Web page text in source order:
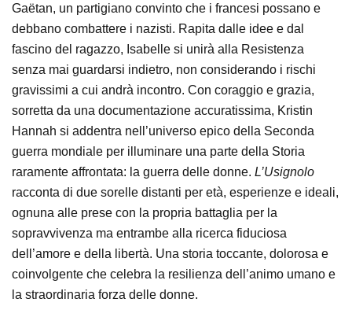
Gaëtan, un partigiano convinto che i francesi possano e
debbano combattere i nazisti. Rapita dalle idee e dal
fascino del ragazzo, Isabelle si unirà alla Resistenza
senza mai guardarsi indietro, non considerando i rischi
gravissimi a cui andrà incontro. Con coraggio e grazia,
sorretta da una documentazione accuratissima, Kristin
Hannah si addentra nell’universo epico della Seconda
guerra mondiale per illuminare una parte della Storia
raramente affrontata: la guerra delle donne. L’Usignolo
racconta di due sorelle distanti per età, esperienze e ideali,
ognuna alle prese con la propria battaglia per la
sopravvivenza ma entrambe alla ricerca fiduciosa
dell’amore e della libertà. Una storia toccante, dolorosa e
coinvolgente che celebra la resilienza dell’animo umano e
la straordinaria forza delle donne.